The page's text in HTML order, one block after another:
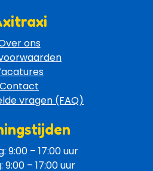
ons
Contact
vragen (FAQ)
9:00 – 17:00 uur
9:00 – 17:00 uur